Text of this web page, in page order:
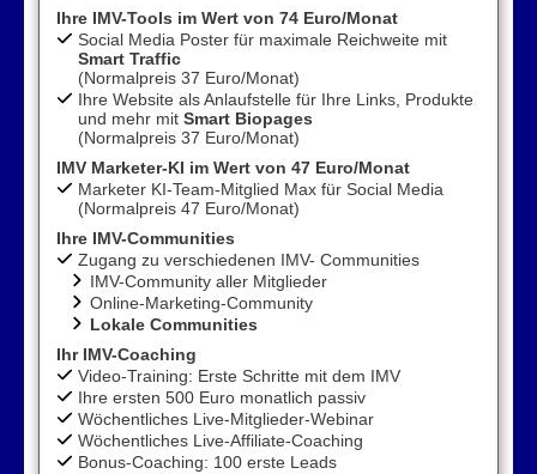
Ihre IMV-Tools im Wert von 74 Euro/Monat
Social Media Poster für maximale Reichweite mit
Smart Traffic
(Normalpreis 37 Euro/Monat)
Ihre Website als Anlaufstelle für Ihre Links, Produkte
und mehr mit Smart Biopages
(Normalpreis 37 Euro/Monat)
IMV Marketer-KI im Wert von 47 Euro/Monat
Marketer KI-Team-Mitglied Max für Social Media
(Normalpreis 47 Euro/Monat)
Ihre IMV-Communities
Zugang zu verschiedenen IMV- Communities
IMV-Community aller Mitglieder
Online-Marketing-Community
Lokale Communities
Ihr IMV-Coaching
Video-Training: Erste Schritte mit dem IMV
Ihre ersten 500 Euro monatlich passiv
Wöchentliches Live-Mitglieder-Webinar
Wöchentliches Live-Affiliate-Coaching
Bonus-Coaching: 100 erste Leads